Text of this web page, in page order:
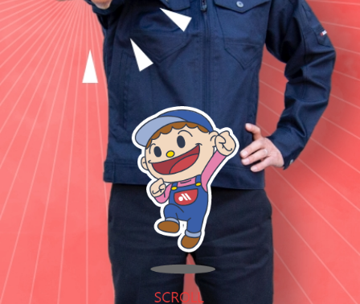
取扱商品・メーカー
主力取扱商品一覧
取扱メーカー一覧
採用情報
人と仕事を知る
社風を知る
制度を知る